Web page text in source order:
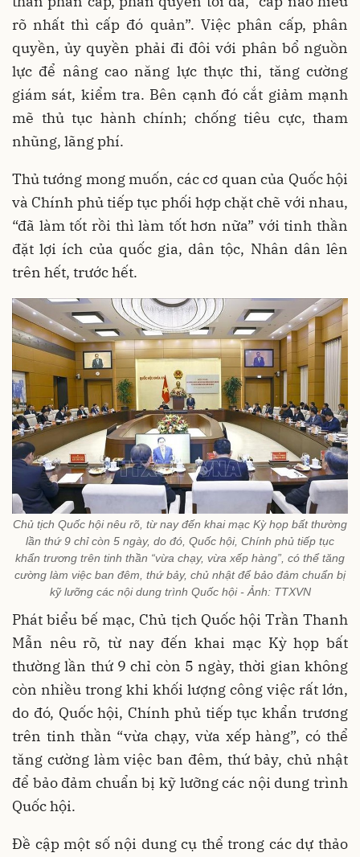
rõ nhất thì cấp đó quản”. Việc phân cấp, phân
quyền, ủy quyền phải đi đôi với phân bổ nguồn
lực để nâng cao năng lực thực thi, tăng cường
giám sát, kiểm tra. Bên cạnh đó cắt giảm mạnh
mẽ thủ tục hành chính; chống tiêu cực, tham
nhũng, lãng phí.
Thủ tướng mong muốn, các cơ quan của Quốc hội
và Chính phủ tiếp tục phối hợp chặt chẽ với nhau,
“đã làm tốt rồi thì làm tốt hơn nữa” với tinh thần
đặt lợi ích của quốc gia, dân tộc, Nhân dân lên
trên hết, trước hết.
Chủ tịch Quốc hội nêu rõ, từ nay đến khai mạc Kỳ họp bất thường
lần thứ 9 chỉ còn 5 ngày, do đó, Quốc hội, Chính phủ tiếp tục
khẩn trương trên tinh thần “vừa chạy, vừa xếp hàng”, có thể tăng
cường làm việc ban đêm, thứ bảy, chủ nhật để bảo đảm chuẩn bị
kỹ lưỡng các nội dung trình Quốc hội - Ảnh: TTXVN
Phát biểu bế mạc, Chủ tịch Quốc hội Trần Thanh
Mẫn nêu rõ, từ nay đến khai mạc Kỳ họp bất
thường lần thứ 9 chỉ còn 5 ngày, thời gian không
còn nhiều trong khi khối lượng công việc rất lớn,
do đó, Quốc hội, Chính phủ tiếp tục khẩn trương
trên tinh thần “vừa chạy, vừa xếp hàng”, có thể
tăng cường làm việc ban đêm, thứ bảy, chủ nhật
để bảo đảm chuẩn bị kỹ lưỡng các nội dung trình
Quốc hội.
Đề cập một số nội dung cụ thể trong các dự thảo